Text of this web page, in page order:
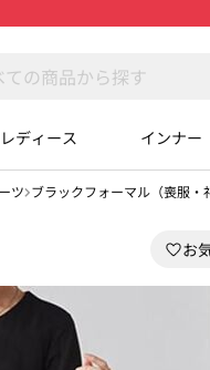
レディース インナー
ツ ブラックフォーマル（喪服・